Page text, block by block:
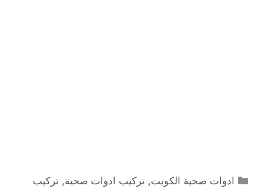
التصنيفات
ادوات صحية الكويت,تركيب ادوات صحية,تركيب